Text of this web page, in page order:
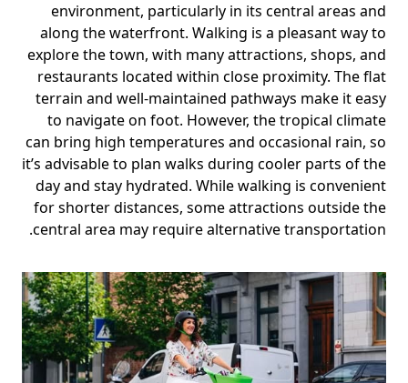
environment, particularly in its central areas and
along the waterfront. Walking is a pleasant way to
explore the town, with many attractions, shops, and
restaurants located within close proximity. The flat
terrain and well-maintained pathways make it easy
to navigate on foot. However, the tropical climate
can bring high temperatures and occasional rain, so
it’s advisable to plan walks during cooler parts of the
day and stay hydrated. While walking is convenient
for shorter distances, some attractions outside the
central area may require alternative transportation.